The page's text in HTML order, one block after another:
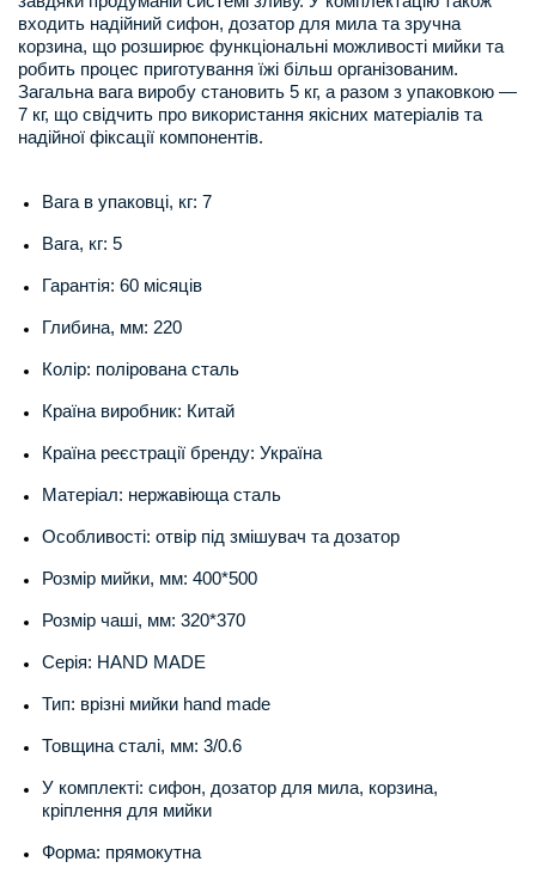
входить надійний сифон, дозатор для мила та зручна
корзина, що розширює функціональні можливості мийки та
робить процес приготування їжі більш організованим.
Загальна вага виробу становить 5 кг, а разом з упаковкою —
7 кг, що свідчить про використання якісних матеріалів та
надійної фіксації компонентів.
Вага в упаковці, кг: 7
Вага, кг: 5
Гарантія: 60 місяців
Глибина, мм: 220
Колір: полірована сталь
Країна виробник: Китай
Країна реєстрації бренду: Україна
Матеріал: нержавіюща сталь
Особливості: отвір під змішувач та дозатор
Розмір мийки, мм: 400*500
Розмір чаші, мм: 320*370
Серія: HAND MADE
Тип: врізні мийки hand made
Товщина сталі, мм: 3/0.6
У комплекті: сифон, дозатор для мила, корзина,
кріплення для мийки
Форма: прямокутна